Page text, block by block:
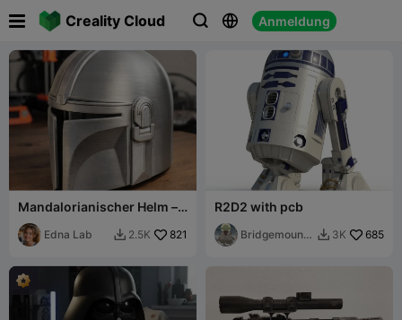
Creality Cloud   Anmeldung

Mandalorianischer Helm –
Originalgröße, tragbar und
leichtEdna Lab  2.5K 821
R2D2 with pcb
Bridgemounta  3K 685